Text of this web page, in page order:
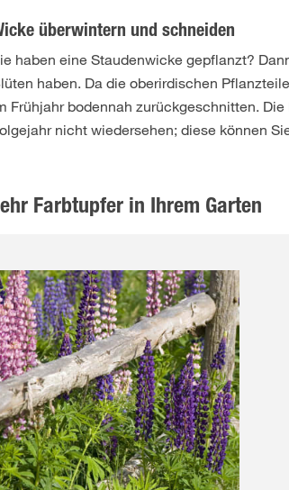
überwintern und schneiden
haben eine Staudenwicke gepflanzt?
haben. Da die oberirdischen
Frühjahr bodennah zurückgeschnitten.
nicht wiedersehen; diese können
Farbtupfer in Ihrem Garten